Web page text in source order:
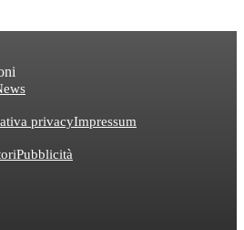
privacyImpressum
Pubblicità